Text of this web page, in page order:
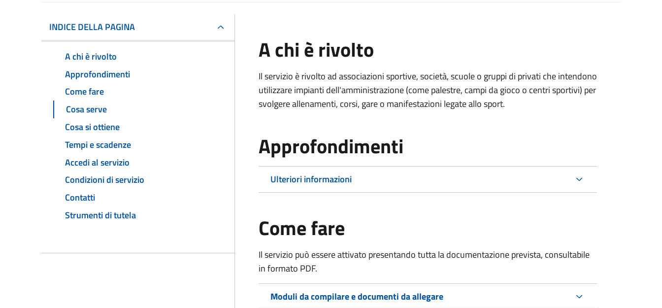
INDICE DELLA PAGINA
A chi è rivolto
Approfondimenti
Come fare
Cosa serve
Cosa si ottiene
Tempi e scadenze
Accedi al servizio
Condizioni di servizio
Contatti
Strumenti di tutela
A chi è rivolto
Il servizio è rivolto ad associazioni sportive, società, scuole o gruppi di privati che intendono
utilizzare impianti dell'amministrazione (come palestre, campi da gioco o centri sportivi) per
svolgere allenamenti, corsi, gare o manifestazioni legate allo sport.
Approfondimenti
Ulteriori informazioni
Come fare
Il servizio può essere attivato presentando tutta la documentazione prevista, consultabile
in formato PDF.
Moduli da compilare e documenti da allegare